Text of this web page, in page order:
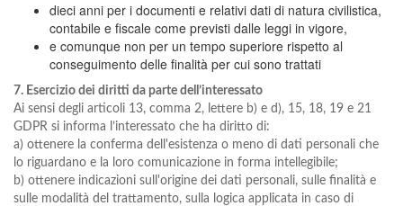
dieci anni per i documenti e relativi dati di natura civilistica,
contabile e fiscale come previsti dalle leggi in vigore,
e comunque non per un tempo superiore rispetto al
conseguimento delle finalità per cui sono trattati
7. Esercizio dei diritti da parte dell’interessato
Ai sensi degli articoli 13, comma 2, lettere b) e d), 15, 18, 19 e 21
GDPR si informa l’interessato che ha diritto di:
a) ottenere la conferma dell'esistenza o meno di dati personali che
lo riguardano e la loro comunicazione in forma intellegibile;
b) ottenere indicazioni sull'origine dei dati personali, sulle finalità e
sulle modalità del trattamento, sulla logica applicata in caso di